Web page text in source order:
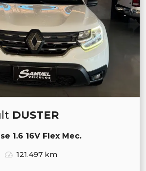
DUSTER
1.6 16V Flex Mec.
121.497 km